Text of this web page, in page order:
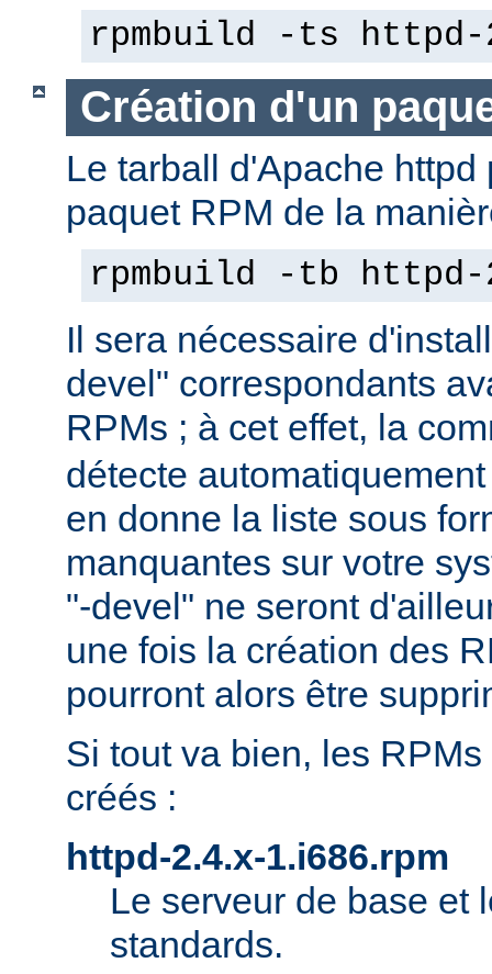
rpmbuild -ts
Création d'un
Le tarball d'Apache
paquet RPM de la
rpmbuild -tb
Il sera nécessaire
devel" correspondants
RPMs ; à cet effet, la
détecte
en donne la liste sous
manquantes sur votre
"-devel" ne seront
une fois la création des
pourront alors être
Si tout va bien, les
créés :
httpd-2.4.x-1.i686.rpm
Le serveur de base et
standards.